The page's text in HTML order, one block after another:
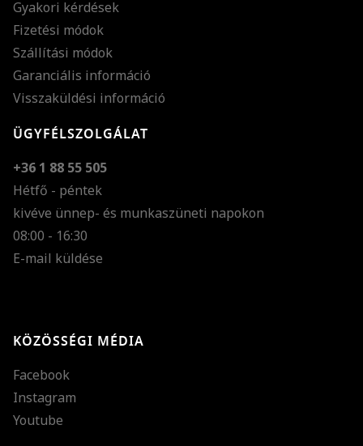
Gyakori kérdések
Fizetési módok
Szállítási módok
Garanciális információ
Visszaküldési információ
ÜGYFÉLSZOLGÁLAT
+36 1 88 55 505
Hétfő - péntek
kivéve ünnep- és munkaszüneti napokon
08:00 - 16:30
E-mail küldése
KÖZÖSSÉGI MÉDIA
Facebook
Instagram
Youtube